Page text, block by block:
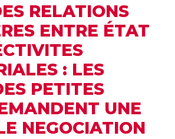
RELATIONS
ENTRE ÉTAT
: LES
PETITES
UNE
NEGOCIATION